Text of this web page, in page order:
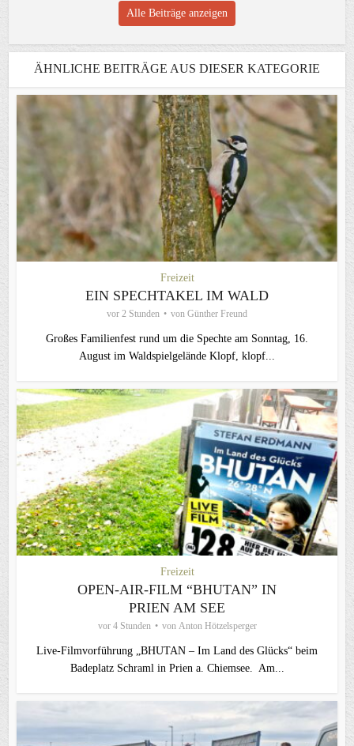
Alle Beiträge anzeigen
ÄHNLICHE BEITRÄGE AUS DIESER KATEGORIE
Freizeit
EIN SPECHTAKEL IM WALD
vor 2 Stunden von Günther Freund
Großes Familienfest rund um die Spechte am Sonntag, 16.
August im Waldspielgelände Klopf, klopf...
Freizeit
OPEN-AIR-FILM “BHUTAN” IN
PRIEN AM SEE
vor 4 Stunden von Anton Hötzelsperger
Live‑Filmvorführung „BHUTAN – Im Land des Glücks“ beim
Badeplatz Schraml in Prien a. Chiemsee. Am...